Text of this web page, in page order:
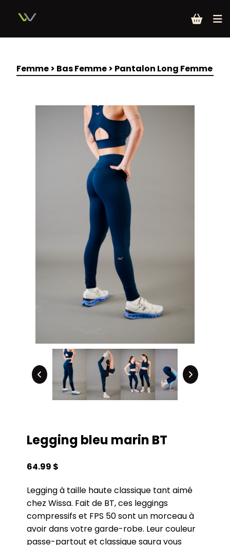
Femme> Bas Femme> Pantalon Long Femme
Legging bleu marin BT
64.99 $
Legging à taille haute classique tant aimé
chez Wissa. Fait de BT, ces leggings
compressifs et FPS 50 sont un morceau à
avoir dans votre garde-robe. Leur couleur
passe-partout et classique saura vous